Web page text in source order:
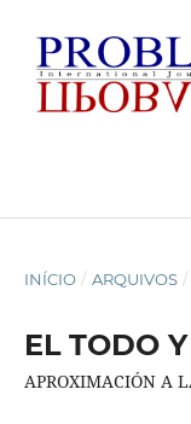
INÍCIO / ARQUIVOS /
EL TODO
APROXIMACIÓN A